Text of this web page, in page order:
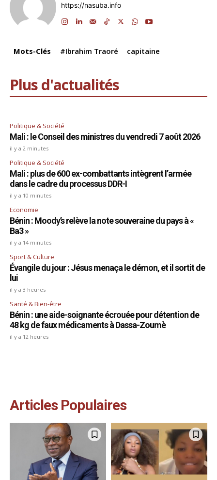
o
k
n p
m
s
https://nasuba.info
Mots-Clés #Ibrahim Traoré capitaine
Plus d'actualités
Politique & Société
Mali : le Conseil des ministres du vendredi 7 août 2026
il y a 2 minutes
Politique & Société
Mali : plus de 600 ex-combattants intègrent l’armée
dans le cadre du processus DDR-I
il y a 10 minutes
Economie
Bénin : Moody’s relève la note souveraine du pays à «
Ba3 »
il y a 14 minutes
Sport & Culture
Évangile du jour : Jésus menaça le démon, et il sortit de
lui
il y a 3 heures
Santé & Bien-être
Bénin : une aide-soignante écrouée pour détention de
48 kg de faux médicaments à Dassa-Zoumè
il y a 12 heures
Articles Populaires